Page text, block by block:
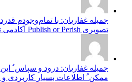
جمیله غفاریان: با تمام‌وجودم
تصویری Publish or Perish آکادمی تحلیل آمار...
جمیله غفاریان: درود و سپاس
ممکن ُ‌ اطلاعات بسیار کاربردی